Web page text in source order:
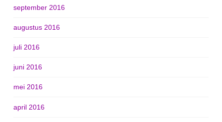
september 2016
augustus 2016
juli 2016
juni 2016
mei 2016
april 2016